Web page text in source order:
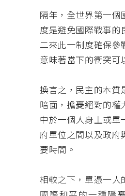
隔年，全世界第一個
度是避免國際戰事的
二來此一制度確保
意味著當下的衝突可
換言之，民主的本質
暗面，擔憂絕對的權
中於一個人身上或單
府單位之間以及政府
要時間。
相較之下，單憑一人